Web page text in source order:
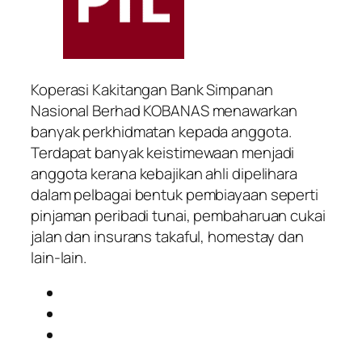
Koperasi Kakitangan Bank Simpanan
Nasional Berhad KOBANAS menawarkan
banyak perkhidmatan kepada anggota.
Terdapat banyak keistimewaan menjadi
anggota kerana kebajikan ahli dipelihara
dalam pelbagai bentuk pembiayaan seperti
pinjaman peribadi tunai, pembaharuan cukai
jalan dan insurans takaful, homestay dan
lain-lain.